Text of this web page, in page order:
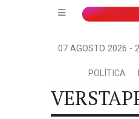
07 AGOSTO 2026 -
POLÍTICA